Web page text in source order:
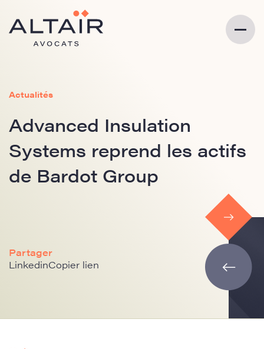
Actualités
Advanced Insulation
Systems reprend les actifs
de Bardot Group
Partager
LinkedinCopier lien